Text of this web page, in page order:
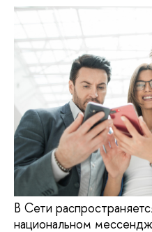
В Сети
национальном